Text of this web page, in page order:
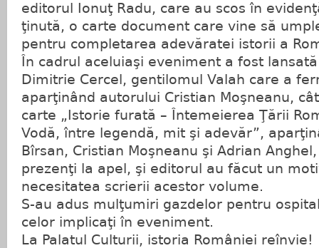
editorul Ionuţ Radu, care au scos în
ţinută, o carte document care vine să
pentru completarea adevăratei istorii a
În cadrul aceluiaşi eveniment a fost
Dimitrie Cercel, gentilomul Valah care a
aparţinând autorului Cristian Moşneanu,
carte „Istorie furată – Întemeierea Ţării
Vodă, între legendă, mit şi adevăr”,
Bîrsan, Cristian Moşneanu şi Adrian
prezenţi la apel, şi editorul au făcut un
necesitatea scrierii acestor volume.
S-au adus mulţumiri gazdelor pentru
celor implicaţi în eveniment.
La Palatul Culturii, istoria României reînvie!